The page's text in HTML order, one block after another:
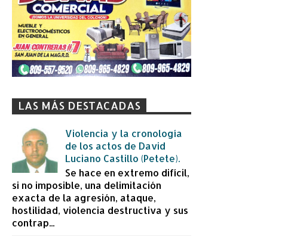
LAS MÁS DESTACADAS
Violencia y la cronología
de los actos de David
Luciano Castillo (Petete).
Se hace en extremo difícil,
si no imposible, una delimitación
exacta de la agresión, ataque,
hostilidad, violencia destructiva y sus
contrap...